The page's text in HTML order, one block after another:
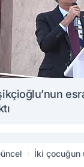
İki çocuğun